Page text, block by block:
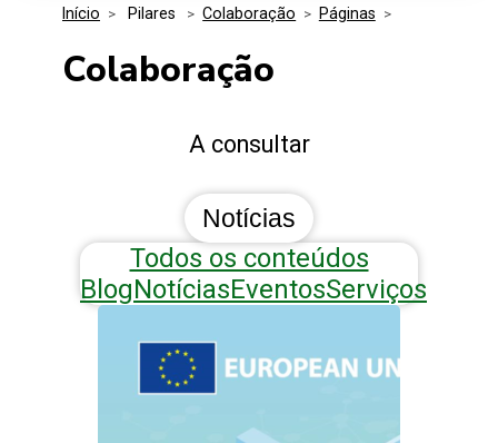
Media Kit
Entidades Ligadas
Eventos
Início > Pilares > Colaboração > Páginas >
Colaboração
A consultar
Notícias
Todos os conteúdos
BlogNotíciasEventosServiços